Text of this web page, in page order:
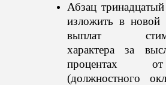
Абзац
изложить в новой
выплат
характера за
процентах
(должностного